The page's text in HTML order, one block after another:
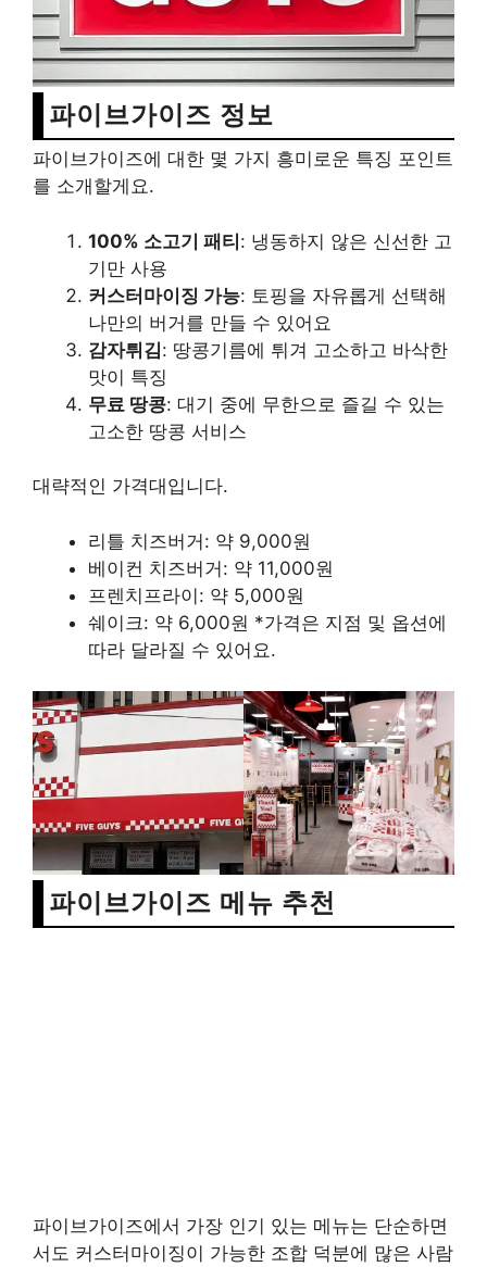
파이브가이즈 정보
파이브가이즈에 대한 몇 가지 흥미로운 특징 포인트
를 소개할게요.
100% 소고기 패티: 냉동하지 않은 신선한 고
기만 사용
커스터마이징 가능: 토핑을 자유롭게 선택해
나만의 버거를 만들 수 있어요
감자튀김: 땅콩기름에 튀겨 고소하고 바삭한
맛이 특징
무료 땅콩: 대기 중에 무한으로 즐길 수 있는
고소한 땅콩 서비스
대략적인 가격대입니다.
리틀 치즈버거: 약 9,000원
베이컨 치즈버거: 약 11,000원
프렌치프라이: 약 5,000원
쉐이크: 약 6,000원 *가격은 지점 및 옵션에
따라 달라질 수 있어요.
파이브가이즈 메뉴 추천
파이브가이즈에서 가장 인기 있는 메뉴는 단순하면
서도 커스터마이징이 가능한 조합 덕분에 많은 사람